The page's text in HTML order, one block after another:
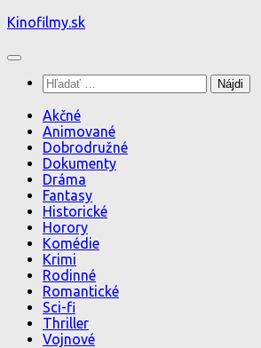
Preskočiť
obsah
Kinofilmy.sk
Hľadať:
Akčné
Animované
Dobrodružné
Dokumenty
Dráma
Fantasy
Historické
Horory
Komédie
Krimi
Rodinné
Romantické
Sci-fi
Thriller
Vojnové